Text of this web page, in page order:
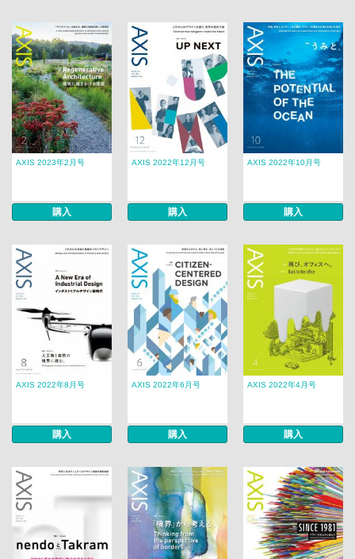
AXIS 2023年2月号
購入
AXIS 2022年12月号
購入
AXIS 2022年10月号
購入
AXIS 2022年8月号
購入
AXIS 2022年6月号
購入
AXIS 2022年4月号
購入